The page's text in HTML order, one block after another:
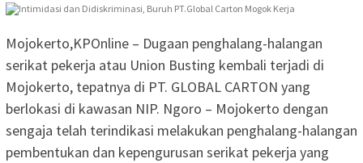
Mojokerto,KPOnline – Dugaan penghalang-halangan
serikat pekerja atau Union Busting kembali terjadi di
Mojokerto, tepatnya di PT. GLOBAL CARTON yang
berlokasi di kawasan NIP. Ngoro – Mojokerto dengan
sengaja telah terindikasi melakukan penghalang-halangan
pembentukan dan kepengurusan serikat pekerja yang